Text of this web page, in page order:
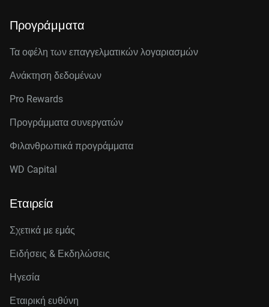
Προγράμματα
Τα οφέλη των επαγγελματικών λογαριασμών
Ανάκτηση δεδομένων
Pro Rewards
Προγράμματα συνεργατών
Φιλανθρωπικά προγράμματα
WD Capital
Εταιρεία
Σχετικά με εμάς
Ειδήσεις & Εκδηλώσεις
Ηγεσία
Εταιρική ευθύνη